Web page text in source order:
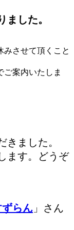
した。
みさせて頂くこと
ご案内いたしま
きました。
ます。どうぞ
らん 」さん